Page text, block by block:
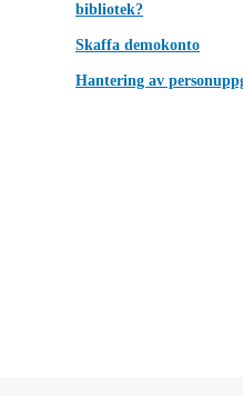
bibliotek?
Skaffa demokonto
Hantering av